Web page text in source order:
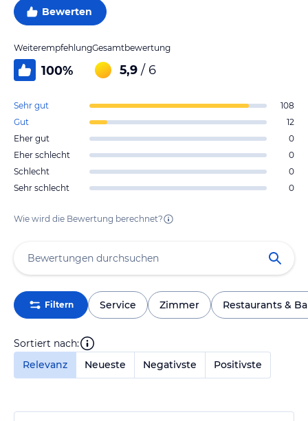
Bewerten
Weiterempfehlung
100%
Gesamtbewertung
5,9 / 6
Sehr gut
108
Gut
12
Eher gut
0
Eher schlecht
0
Schlecht
0
Sehr schlecht
0
Wie wird die Bewertung berechnet?
Filtern Service Zimmer Restaurants &
Sortiert nach:
Relevanz
Neueste Negativste Positivste